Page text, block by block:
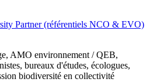
Partner (référentiels NCO & EVO)
AMO environnement / QEB,
bureaux d'études, écologues,
biodiversité en collectivité